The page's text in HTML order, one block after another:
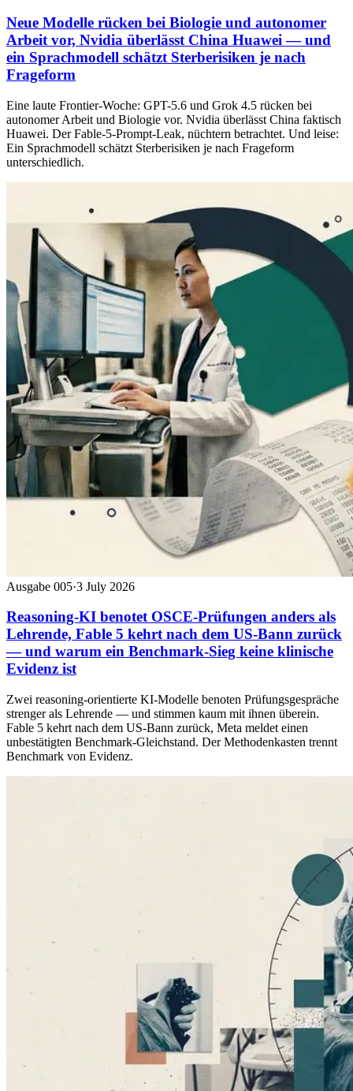
Neue Modelle rücken bei Biologie und autonomer
Arbeit vor, Nvidia überlässt China Huawei — und
ein Sprachmodell schätzt Sterberisiken je nach
Frageform
Eine laute Frontier-Woche: GPT-5.6 und Grok 4.5 rücken bei
autonomer Arbeit und Biologie vor. Nvidia überlässt China faktisch
Huawei. Der Fable-5-Prompt-Leak, nüchtern betrachtet. Und leise:
Ein Sprachmodell schätzt Sterberisiken je nach Frageform
unterschiedlich.
Ausgabe 005·3 July 2026
Reasoning-KI benotet OSCE-Prüfungen anders als
Lehrende, Fable 5 kehrt nach dem US-Bann zurück
— und warum ein Benchmark-Sieg keine klinische
Evidenz ist
Zwei reasoning-orientierte KI-Modelle benoten Prüfungsgespräche
strenger als Lehrende — und stimmen kaum mit ihnen überein.
Fable 5 kehrt nach dem US-Bann zurück, Meta meldet einen
unbestätigten Benchmark-Gleichstand. Der Methodenkasten trennt
Benchmark von Evidenz.